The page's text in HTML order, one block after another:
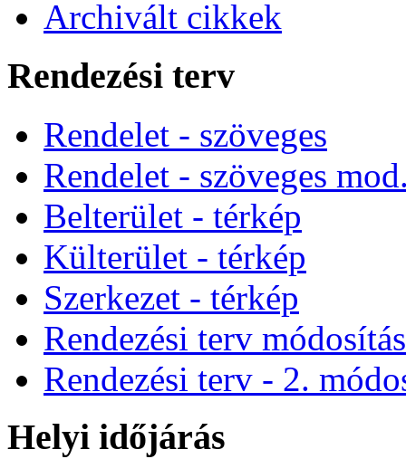
Archivált cikkek
Rendezési terv
Rendelet - szöveges
Rendelet - szöveges
Belterület - térkép
Külterület - térkép
Szerkezet - térkép
Rendezési terv
Rendezési terv - 2.
Helyi időjárás